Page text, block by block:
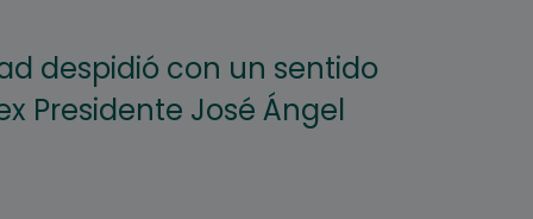
despidió con un sentido
Presidente José Ángel